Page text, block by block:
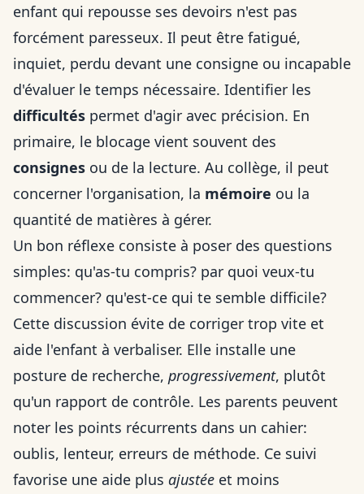
enfant qui repousse ses devoirs n'est pas
forcément paresseux. Il peut être fatigué,
inquiet, perdu devant une consigne ou incapable
d'évaluer le temps nécessaire. Identifier les
difficultés permet d'agir avec précision. En
primaire, le blocage vient souvent des
consignes ou de la lecture. Au collège, il peut
concerner l'organisation, la mémoire ou la
quantité de matières à gérer.
Un bon réflexe consiste à poser des questions
simples: qu'as-tu compris? par quoi veux-tu
commencer? qu'est-ce qui te semble difficile?
Cette discussion évite de corriger trop vite et
aide l'enfant à verbaliser. Elle installe une
posture de recherche, progressivement, plutôt
qu'un rapport de contrôle. Les parents peuvent
noter les points récurrents dans un cahier:
oublis, lenteur, erreurs de méthode. Ce suivi
favorise une aide plus ajustée et moins